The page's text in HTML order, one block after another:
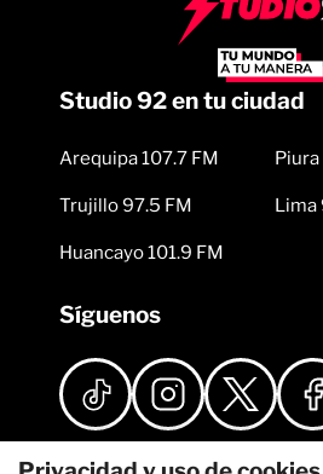
Studio 92 en tu ciudad
Arequipa 107.7 FM
Trujillo 97.5 FM
Huancayo 101.9 FM
Piura
Lima
Síguenos